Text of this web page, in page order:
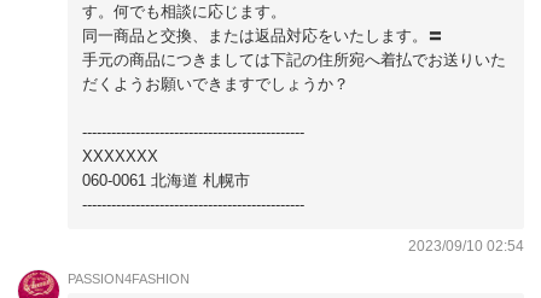
す。何でも相談に応じます。
同一商品と交換、または返品対応をいたします。〓
手元の商品につきましては下記の住所宛へ着払でお送りいた
だくようお願いできますでしょうか？
----------------------------------------------
XXXXXXX
060-0061 北海道 札幌市
----------------------------------------------
2023/09/10 02:54
PASSION4FASHION